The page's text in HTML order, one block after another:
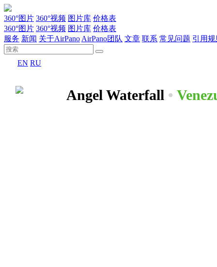
360°图片 360°视频 图片库 价格表
360°图片 360°视频 图片库 价格表
服务 新闻 关于AirPano AirPano团队 文章 联系 常见问题 引用
EN RU
Angel Waterfall •